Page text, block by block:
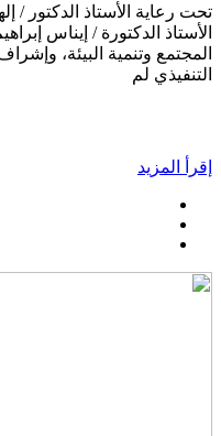
الأستاذ الدكتورة / إيناس
المجتمع وتنمية البيئة،
التنفيذي لم
إقرأ المزيد